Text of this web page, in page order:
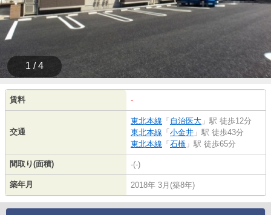
1 / 4
賃料 -
交通
東北本線 「 自治医大 」駅 徒歩12分
東北本線 「 小金井 」駅 徒歩43分
東北本線 「 石橋 」駅 徒歩65分
間取り(面積) -(-)
築年月 2018年 3月(築8年)